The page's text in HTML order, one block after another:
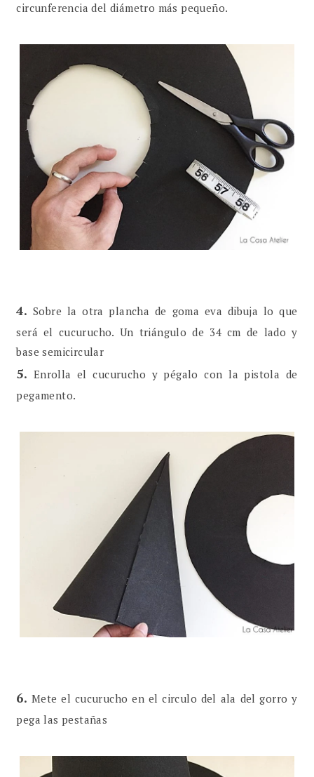
circunferencia del diámetro más pequeño.
4. Sobre la otra plancha de goma eva dibuja lo que
será el cucurucho. Un triángulo de 34 cm de lado y
base semicircular
5. Enrolla el cucurucho y pégalo con la pistola de
pegamento.
6. Mete el cucurucho en el circulo del ala del gorro y
pega las pestañas